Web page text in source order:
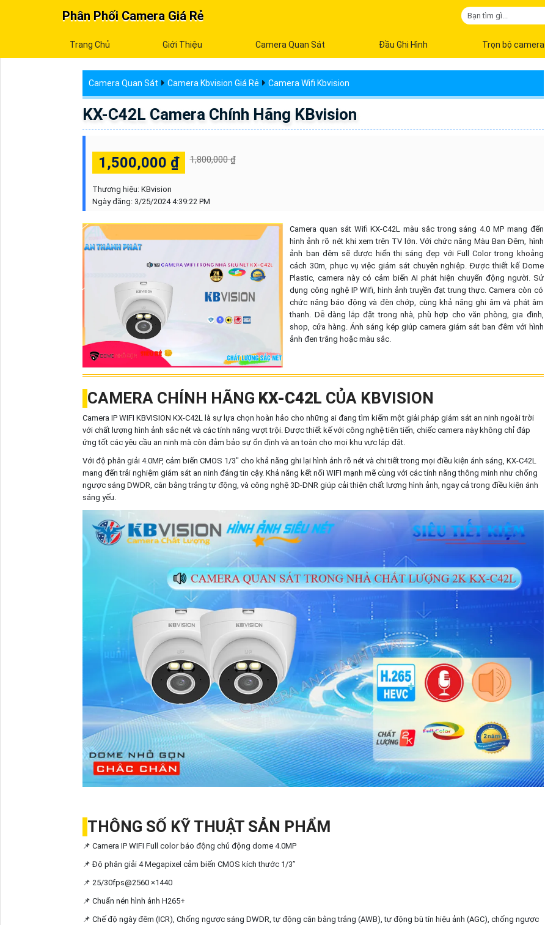
Phân Phối Camera Giá Rẻ
Trang Chủ Giới Thiệu Camera Quan Sát Đầu Ghi Hình Trọn bộ camera
Camera Quan Sát Camera Kbvision Giá Rẻ Camera Wifi Kbvision
KX-C42L Camera Chính Hãng KBvision
1,500,000 ₫ 1,800,000 ₫
Thương hiệu: KBvision
Ngày đăng: 3/25/2024 4:39:22 PM
Camera quan sát Wifi KX-C42L màu sắc trong sáng 4.0 MP mang đến
hình ảnh rõ nét khi xem trên TV lớn. Với chức năng Màu Ban Đêm, hình
ảnh ban đêm sẽ được hiển thị sáng đẹp với Full Color trong khoảng
cách 30m, phục vụ việc giám sát chuyên nghiệp. Được thiết kế Dome
Plastic, camera này có cảm biến AI phát hiện chuyển động người. Sử
dụng công nghệ IP Wifi, hình ảnh truyền đạt trung thực. Camera còn có
chức năng báo động và đèn chớp, cùng khả năng ghi âm và phát âm
thanh. Dễ dàng lắp đặt trong nhà, phù hợp cho văn phòng, gia đình,
shop, cửa hàng. Ánh sáng kép giúp camera giám sát ban đêm với hình
ảnh đen trắng hoặc màu sắc.
CAMERA CHÍNH HÃNG KX-C42L CỦA KBVISION
Camera IP WIFI KBVISION KX-C42L là sự lựa chọn hoàn hảo cho những ai đang tìm kiếm một giải pháp giám sát an ninh ngoài trời
với chất lượng hình ảnh sắc nét và các tính năng vượt trội. Được thiết kế với công nghệ tiên tiến, chiếc camera này không chỉ đáp
ứng tốt các yêu cầu an ninh mà còn đảm bảo sự ổn định và an toàn cho mọi khu vực lắp đặt.
Với độ phân giải 4.0MP, cảm biến CMOS 1/3" cho khả năng ghi lại hình ảnh rõ nét và chi tiết trong mọi điều kiện ánh sáng, KX-C42L
mang đến trải nghiệm giám sát an ninh đáng tin cậy. Khả năng kết nối WIFI mạnh mẽ cùng với các tính năng thông minh như chống
ngược sáng DWDR, cân bằng trắng tự động, và công nghệ 3D-DNR giúp cải thiện chất lượng hình ảnh, ngay cả trong điều kiện ánh
sáng yếu.
THÔNG SỐ KỸ THUẬT SẢN PHẨM
📌 Camera IP WIFI Full color báo động chủ động dome 4.0MP
📌 Độ phân giải 4 Megapixel cảm biến CMOS kích thước 1/3”
📌 25/30fps@2560 ×1440
📌 Chuẩn nén hình ảnh H265+
📌 Chế độ ngày đêm (ICR), Chống ngược sáng DWDR, tự động cân bằng trắng (AWB), tự động bù tín hiệu ảnh (AGC), chống ngược